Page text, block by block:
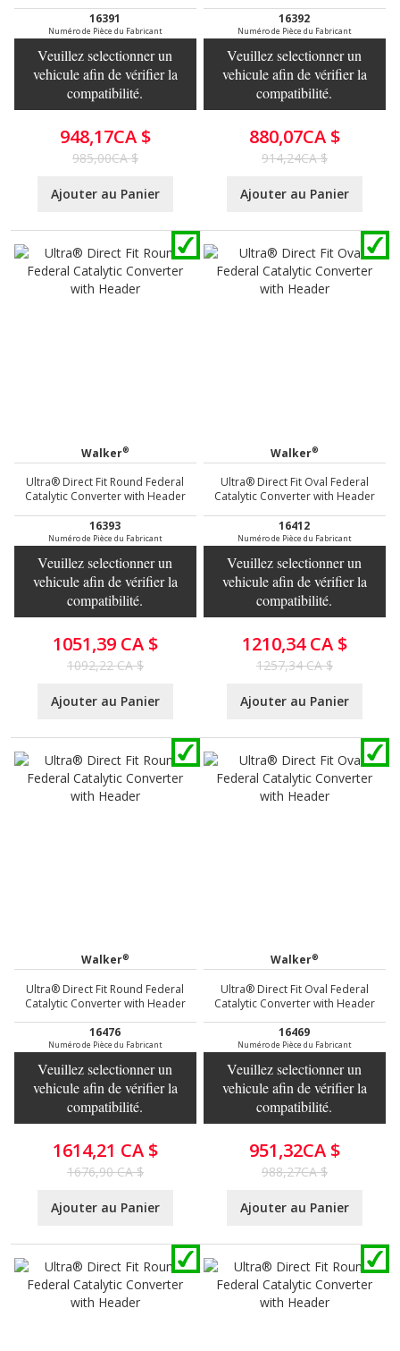
16391
Numéro de Pièce du Fabricant
Veuillez selectionner un
vehicule afin de vérifier la
compatibilité.
948,17CA $
985,00CA $
Ajouter au Panier
16392
Numéro de Pièce du Fabricant
Veuillez selectionner un
vehicule afin de vérifier la
compatibilité.
880,07CA $
914,24CA $
Ajouter au Panier
Walker®
Ultra® Direct Fit Round Federal
Catalytic Converter with Header
16393
Numéro de Pièce du Fabricant
Veuillez selectionner un
vehicule afin de vérifier la
compatibilité.
1051,39 CA $
1092,22 CA $
Ajouter au Panier
Walker®
Ultra® Direct Fit Oval Federal
Catalytic Converter with Header
16412
Numéro de Pièce du Fabricant
Veuillez selectionner un
vehicule afin de vérifier la
compatibilité.
1210,34 CA $
1257,34 CA $
Ajouter au Panier
Walker®
Ultra® Direct Fit Round Federal
Catalytic Converter with Header
16476
Numéro de Pièce du Fabricant
Veuillez selectionner un
vehicule afin de vérifier la
compatibilité.
1614,21 CA $
1676,90 CA $
Ajouter au Panier
Walker®
Ultra® Direct Fit Oval Federal
Catalytic Converter with Header
16469
Numéro de Pièce du Fabricant
Veuillez selectionner un
vehicule afin de vérifier la
compatibilité.
951,32CA $
988,27CA $
Ajouter au Panier